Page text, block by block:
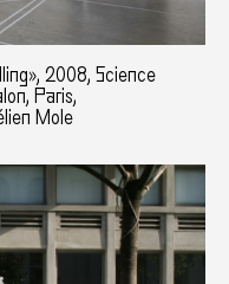
2008, Science
Paris,
Mole